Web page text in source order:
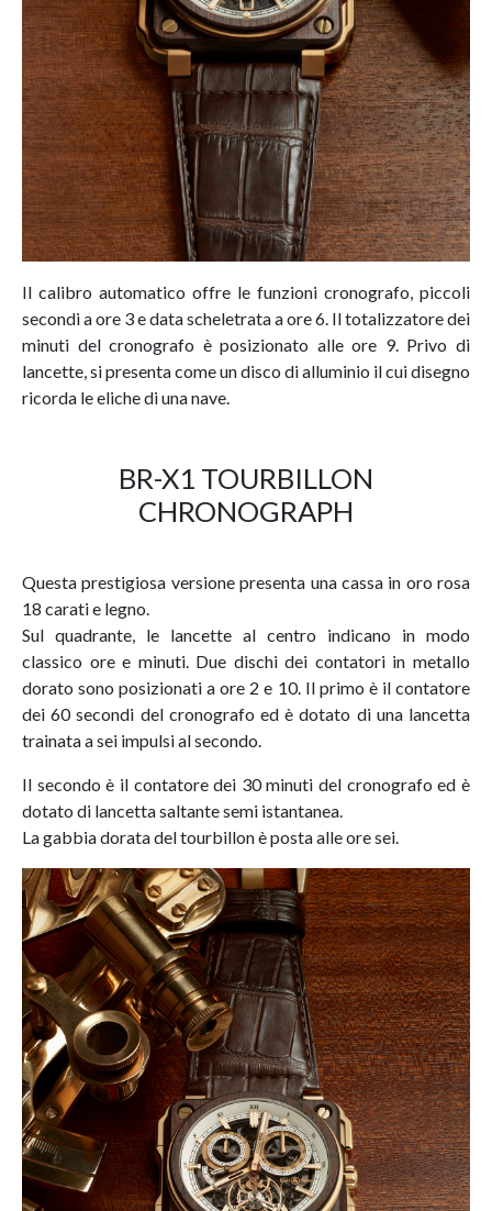
Il calibro automatico offre le funzioni cronografo, piccoli
secondi a ore 3 e data scheletrata a ore 6. Il totalizzatore dei
minuti del cronografo è posizionato alle ore 9. Privo di
lancette, si presenta come un disco di alluminio il cui disegno
ricorda le eliche di una nave.
BR-X1 TOURBILLON
CHRONOGRAPH
Questa prestigiosa versione presenta una cassa in oro rosa
18 carati e legno.
Sul quadrante, le lancette al centro indicano in modo
classico ore e minuti. Due dischi dei contatori in metallo
dorato sono posizionati a ore 2 e 10. Il primo è il contatore
dei 60 secondi del cronografo ed è dotato di una lancetta
trainata a sei impulsi al secondo.
Il secondo è il contatore dei 30 minuti del cronografo ed è
dotato di lancetta saltante semi istantanea.
La gabbia dorata del tourbillon è posta alle ore sei.